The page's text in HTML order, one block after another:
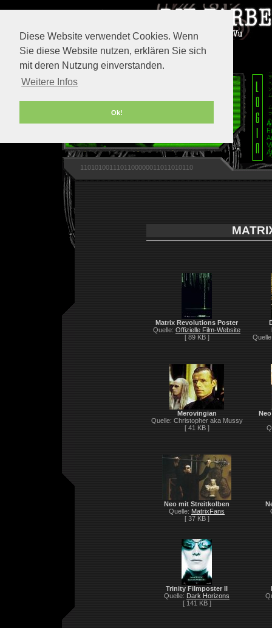
Diese Website verwendet Cookies. Wenn
Sie diese Website nutzen, erklären Sie sich
mit deren Nutzung einverstanden.
Weitere Infos
Ok!
1101010011101100000011011010110
Matrix Revolutions Poster
Quelle: Offizielle Film-Website
[ 89 KB ]
Merovingian
Quelle: Christopher aka Mussy
[ 41 KB ]
Neo mit Streitkolben
Quelle: MatrixFans
[ 37 KB ]
Trinity Filmposter II
Quelle: Dark Horizons
[ 141 KB ]